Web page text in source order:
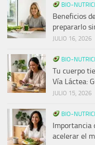
BIO-
Beneficios
prepararlo
JULIO 16, 2026
BIO-
Tu cuerpo
Vía Láctea:
JULIO 15, 2026
BIO-
Importancia
acelerar el